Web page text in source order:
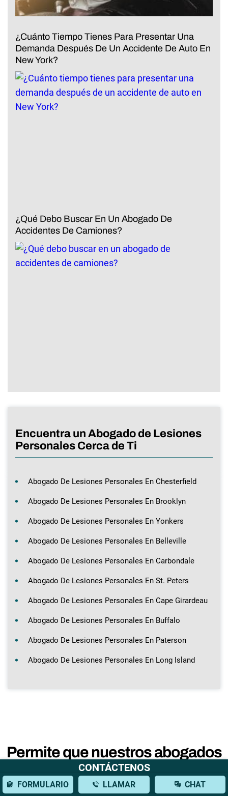
¿Cuánto Tiempo Tienes Para Presentar Una
Demanda Después De Un Accidente De Auto En
New York?
¿Qué Debo Buscar En Un Abogado De
Accidentes De Camiones?
Encuentra un Abogado de Lesiones
Personales Cerca de Ti
Abogado De Lesiones Personales En Chesterfield
Abogado De Lesiones Personales En Brooklyn
Abogado De Lesiones Personales En Yonkers
Abogado De Lesiones Personales En Belleville
Abogado De Lesiones Personales En Carbondale
Abogado De Lesiones Personales En St. Peters
Abogado De Lesiones Personales En Cape Girardeau
Abogado De Lesiones Personales En Buffalo
Abogado De Lesiones Personales En Paterson
Abogado De Lesiones Personales En Long Island
Permite que nuestros abogados
de lesiones personales
Luchen por ti
CONTÁCTENOS
FORMULARIO LLAMAR CHAT